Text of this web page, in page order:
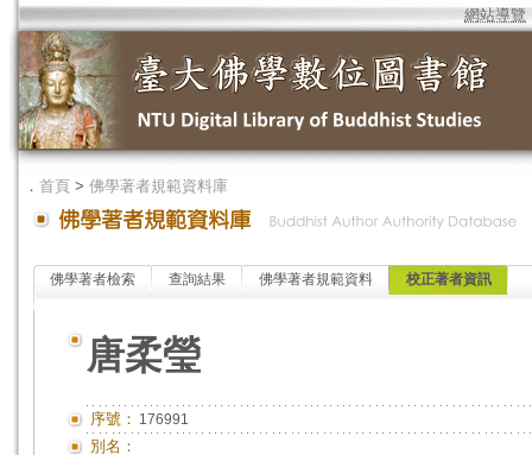
網站導覽
． 首頁 > 佛學著者規範資料庫
佛學著者檢索 查詢結果 佛學著者規範資料 校正著者資訊
唐柔瑩
序號： 176991
別名：